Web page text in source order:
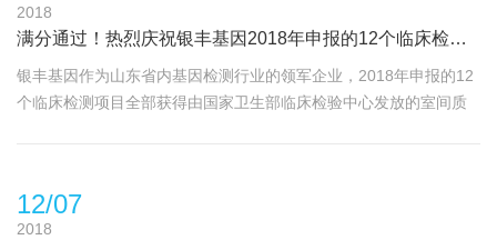
2018
满分通过！热烈庆祝银丰基因2018年申报的12个临床检测项目全部获得室间质评合格证书
银丰基因作为山东省内基因检测行业的领军企业，2018年申报的12
个临床检测项目全部获得由国家卫生部临床检验中心发放的室间质
12/07
2018